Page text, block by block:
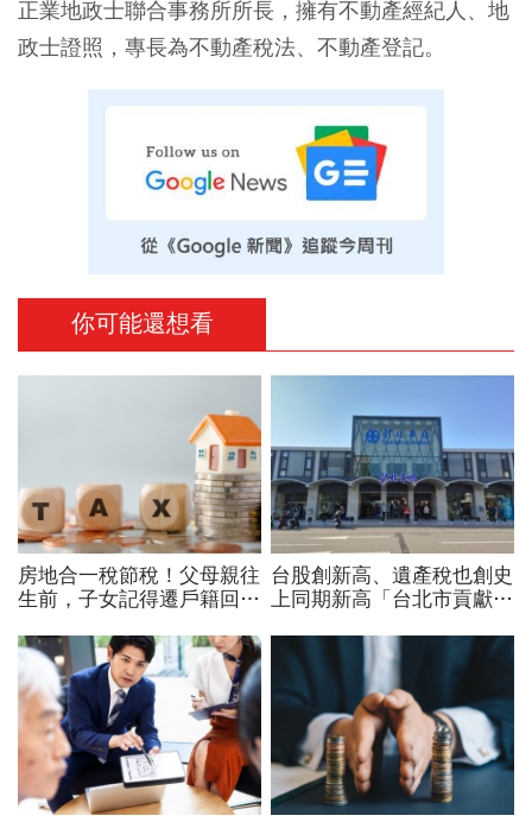
正業地政士聯合事務所所長，擁有不動產經紀人、地
政士證照，專長為不動產稅法、不動產登記。
你可能還想看
房地合一稅節稅！父母親往
生前，子女記得遷戶籍回
額」...資深代書曝密技
台股創新高、遺產稅也創史
上同期新高「台北市貢獻過
少？明年可望再拉高！